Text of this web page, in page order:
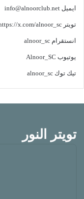
ايميل info@alnoorclub.net
تويتر x.com/alnoor_sc
انستقرام alnoor_sc
يوتيوب Alnoor_SC
تيك توك alnoor_sc
تويتر النور